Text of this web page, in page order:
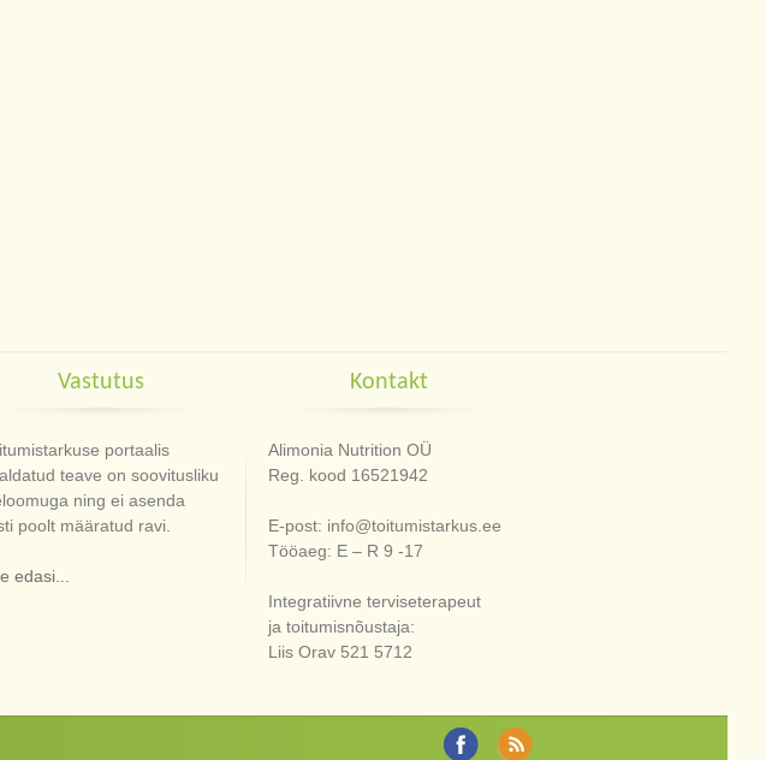
Vastutus
portaalis
teave on soovitusliku
ning ei asenda
poolt määratud ravi.
edasi...
Kontakt
Alimonia Nutrition OÜ
Reg. kood 16521942
E-post: info@toitumistarkus.ee
Tööaeg: E – R 9 -17
Integratiivne terviseterapeut
ja toitumisnõustaja:
Liis Orav 521 5712